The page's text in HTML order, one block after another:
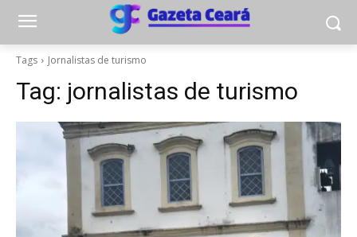
Tags Jornalistas de turismo
Tag: jornalistas de turismo